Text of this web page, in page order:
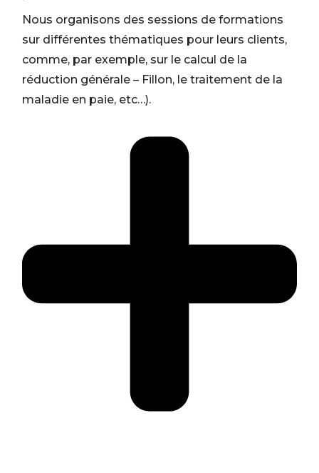
Nous organisons des sessions de formations
sur différentes thématiques pour leurs clients,
comme, par exemple, sur le calcul de la
réduction générale – Fillon, le traitement de la
maladie en paie, etc…).